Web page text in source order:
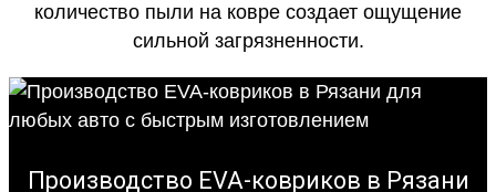
количество пыли на ковре создает ощущение
сильной загрязненности.
Производство EVA-ковриков в Рязани